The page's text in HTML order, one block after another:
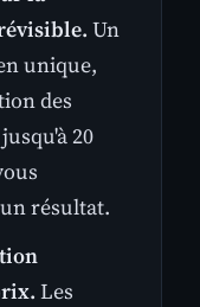
Un
unique,
des
20
résultat.
Les